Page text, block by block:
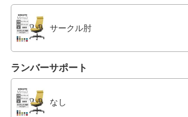
サークル肘
ランバーサポート
なし